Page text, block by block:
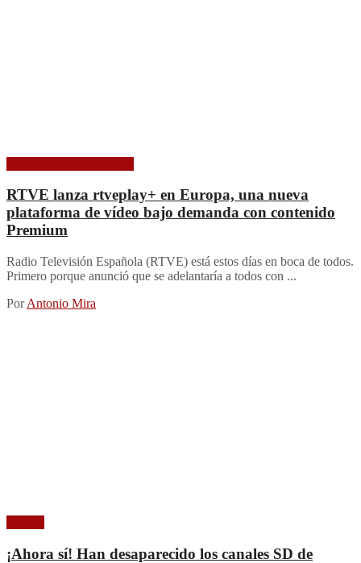
RTVE lanza rtveplay+ en Europa, una nueva
plataforma de vídeo bajo demanda con contenido
Premium
Radio Televisión Española (RTVE) está estos días en boca de todos.
Primero porque anunció que se adelantaría a todos con ...
Por Antonio Mira
¡Ahora sí! Han desaparecido los canales SD de